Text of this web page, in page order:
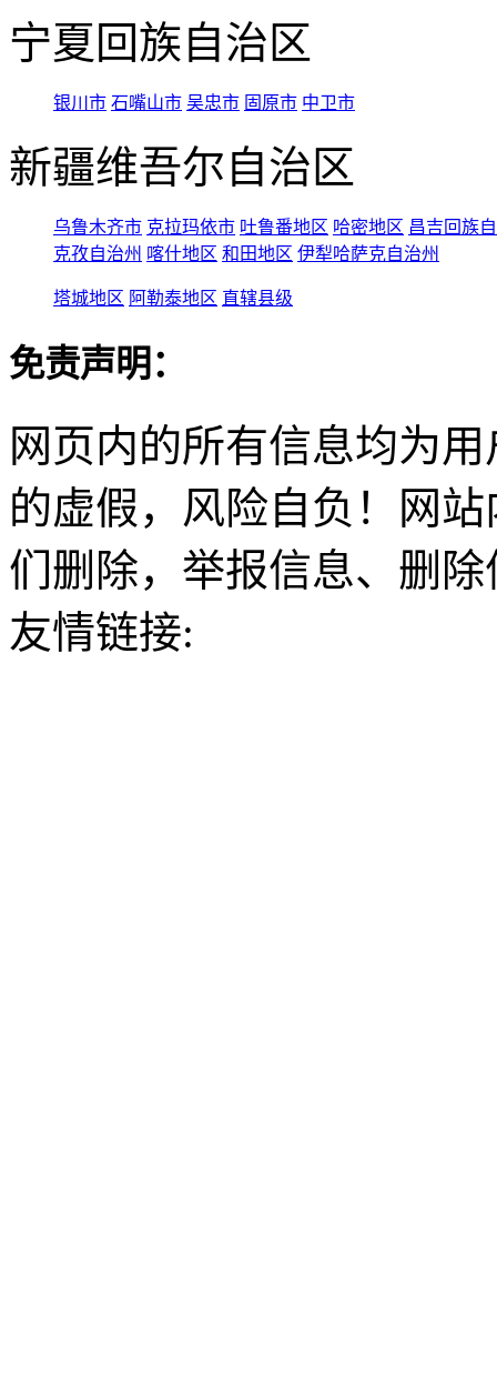
宁夏回族自治区
银川市 石嘴山市 吴忠市 固原市 中卫市
新疆维吾尔自治区
乌鲁木齐市 克拉玛依市 吐鲁番地区 哈密地区 昌吉回族
克孜自治州 喀什地区 和田地区 伊犁哈萨克自治州
塔城地区 阿勒泰地区 直辖县级
免责声明：
网页内的所有信息均为
的虚假，风险自负！网
们删除，举报信息、删
友情链接: